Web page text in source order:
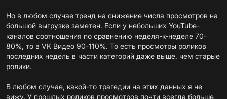
Но в любом случае тренд на снижение числа просмотров на
большой выгрузке заметен. Если у небольших YouTube-
каналов соотношения по сравнению неделя-к-неделе 70-
80%, то в VK Видео 90-110%. То есть просмотры роликов
последних недель в части категорий даже выше, чем старые
ролики.
В любом случае, какой-то трагедии на этих данных я не
вижу. У прошлых роликов просмотров почти всегда больше,